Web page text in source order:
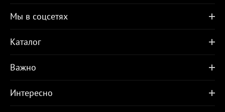
Мы в соцсетях
Каталог
Важно
Интересно